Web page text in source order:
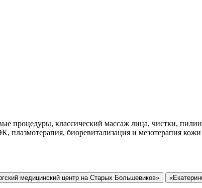
процедуры, классический массаж лица, чистки,
биоревитализация и мезотерапия
медицинский центр на Старых Большевиков»